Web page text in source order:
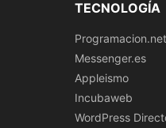
TECNOLOGÍA
Programacion.net
Messenger.es
Appleismo
Incubaweb
WordPress